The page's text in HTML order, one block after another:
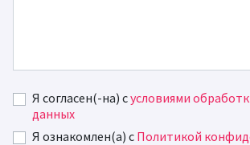
Я согласен(-на) cусловиями
данных
Я ознакомлен(а) с Политикой